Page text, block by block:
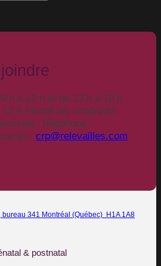
h à 12 h et de 13 h à 16 h
h Fermé les vendredis
Téléphone :
: crp@relevailles.com
bureau 341 Montréal (Québec) H1A 1A8
& postnatal